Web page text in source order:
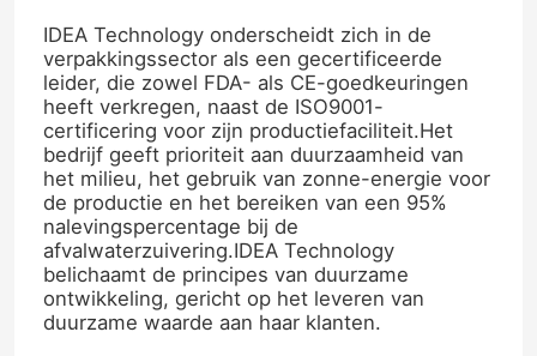
IDEA Technology onderscheidt zich in de
verpakkingssector als een gecertificeerde
leider, die zowel FDA- als CE-goedkeuringen
heeft verkregen, naast de ISO9001-
certificering voor zijn productiefaciliteit.Het
bedrijf geeft prioriteit aan duurzaamheid van
het milieu, het gebruik van zonne-energie voor
de productie en het bereiken van een 95%
nalevingspercentage bij de
afvalwaterzuivering.IDEA Technology
belichaamt de principes van duurzame
ontwikkeling, gericht op het leveren van
duurzame waarde aan haar klanten.